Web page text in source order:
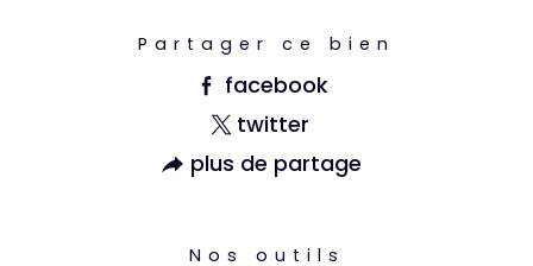
Partager ce bien
facebook
twitter
plus de partage
Nos outils